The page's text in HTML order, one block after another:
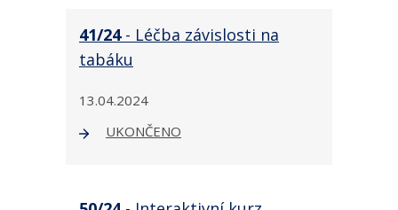
41/24- Léčba závislosti na
tabáku
13.04.2024
UKONČENO